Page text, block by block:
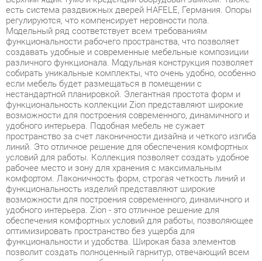
создавать удобные и современные мебельные композиции
различного функционала. Модульная конструкция позволяет
собирать уникальные комплекты, что очень удобно, особенно
если мебель будет размещаться в помещении с
нестандартной планировкой. Элегантная простота форм и
функциональность коллекции Zion представляют широкие
возможности для построения современного, динамичного и
удобного интерьера. Подобная мебель не сужает
пространство за счет лаконичности дизайна и четкого изгиба
линий. Это отличное решение для обеспечения комфортных
условий для работы. Коллекция позволяет создать удобное
рабочее место и зону для хранения с максимальным
комфортом. Лаконичность форм, строгая четкость линий и
функциональность изделий представляют широкие
возможности для построения современного, динамичного и
удобного интерьера. Zion - это отличное решение для
обеспечения комфортных условий для работы, позволяющее
оптимизировать пространство без ущерба для
функциональности и удобства. Широкая база элементов
позволит создать полноценный гарнитур, отвечающий всем
требованиям, как по габаритам, так и функционалу.
Фурнитура обеспечивает возможность многократной сборки.
Условия покупки